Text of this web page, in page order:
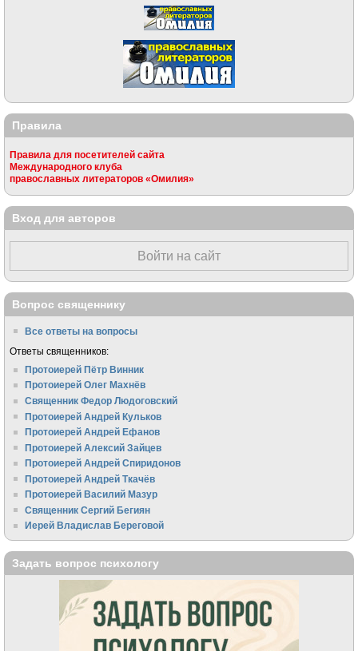
Правила
Правила для посетителей сайта
Международного клуба
православных литераторов «Омилия»
Вход для авторов
Войти на сайт
Вопрос священнику
Все ответы на вопросы
Ответы священников:
Протоиерей Пётр Винник
Протоиерей Олег Махнёв
Священник Федор Людоговский
Протоиерей Андрей Кульков
Протоиерей Андрей Ефанов
Протоиерей Алексий Зайцев
Протоиерей Андрей Спиридонов
Протоиерей Андрей Ткачёв
Протоиерей Василий Мазур
Священник Сергий Бегиян
Иерей Владислав Береговой
Задать вопрос психологу